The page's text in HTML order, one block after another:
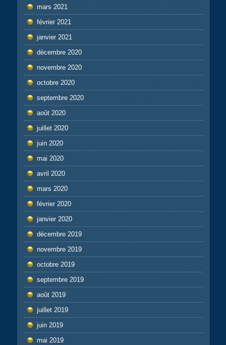
mars 2021
février 2021
janvier 2021
décembre 2020
novembre 2020
octobre 2020
septembre 2020
août 2020
juillet 2020
juin 2020
mai 2020
avril 2020
mars 2020
février 2020
janvier 2020
décembre 2019
novembre 2019
octobre 2019
septembre 2019
août 2019
juillet 2019
juin 2019
mai 2019